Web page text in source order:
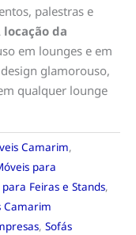
palestras e
locação da
em lounges e em
glamorouso,
qualquer lounge
Camarim,
para
para Feiras e Stands,
Camarim
, Sofás